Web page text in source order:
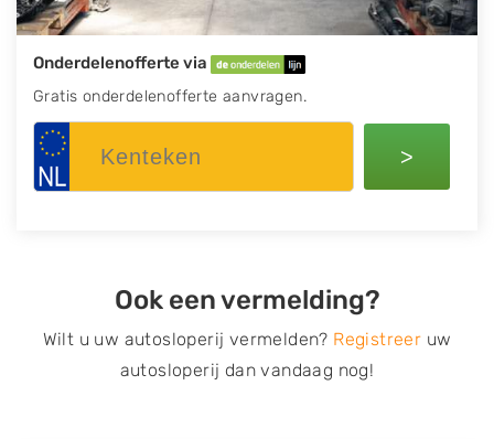
Onderdelenofferte via
Gratis onderdelenofferte aanvragen.
>
Ook een vermelding?
Wilt u uw autosloperij vermelden? Registreer uw
autosloperij dan vandaag nog!